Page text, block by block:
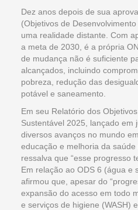
Dez anos depois de sua
(Objetivos de
uma realidade distante. Com
a meta de 2030, é a própria
de mudança não é suficiente
alcançados, incluindo
pobreza, redução das
potável e saneamento.
Em seu Relatório dos
Sustentável 2025, lançado em
diversos avanços no mundo
educação e melhoria da
ressalva que “esse progresso
Em relação ao ODS 6 (água e
afirmou que, apesar do
expansão do acesso em todo
e serviços de higiene (WASH)